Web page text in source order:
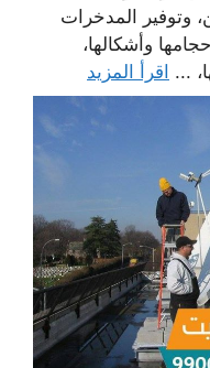
وتوفير المدخرات
وأشكالها،
... اقرأ المزيد